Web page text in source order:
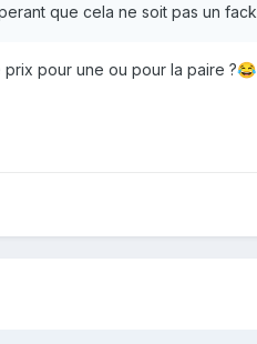
que cela ne soit pas un fack
pour une ou pour la paire ?😂